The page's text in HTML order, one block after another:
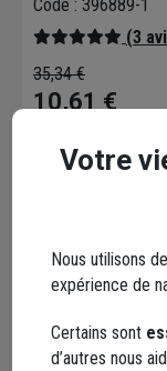
Code : 396889-1
(3
35,34 €
10,61 €
Livraison
Points
Votre
Nous utilisons
expérience de
Certains sont
d’autres nous